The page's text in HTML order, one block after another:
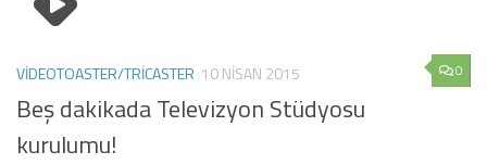
0
VIDEOTOASTER/TRICASTER 10 NISAN 2015
Beş dakikada Televizyon Stüdyosu
kurulumu!